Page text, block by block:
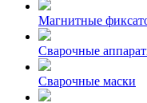
Магнитные
Сварочные
Сварочные маски